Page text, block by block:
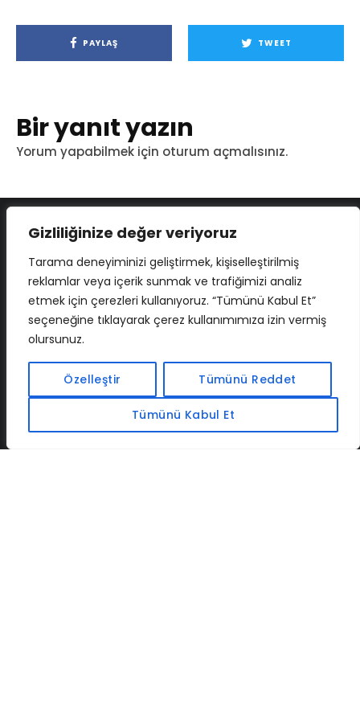
Gizliliğinize değer veriyoruz
Tarama deneyiminizi geliştirmek, kişiselleştirilmiş
reklamlar veya içerik sunmak ve trafiğimizi analiz
etmek için çerezleri kullanıyoruz. “Tümünü Kabul Et”
seçeneğine tıklayarak çerez kullanımımıza izin vermiş
olursunuz.
Özelleştir Tümünü Reddet
Tümünü Kabul Et
PAYLAŞ TWEET
Bir yanıt yazın
Yorum yapabilmek için oturum açmalısınız.
İLETIŞIM BAF CADSOFTUSA MAXIMUMPCGUIDES